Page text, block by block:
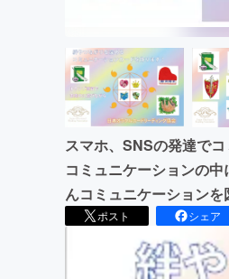
スマホ、SNSの発達で
コミュニケーションの
んコミュニケーションを
ポスト シェア